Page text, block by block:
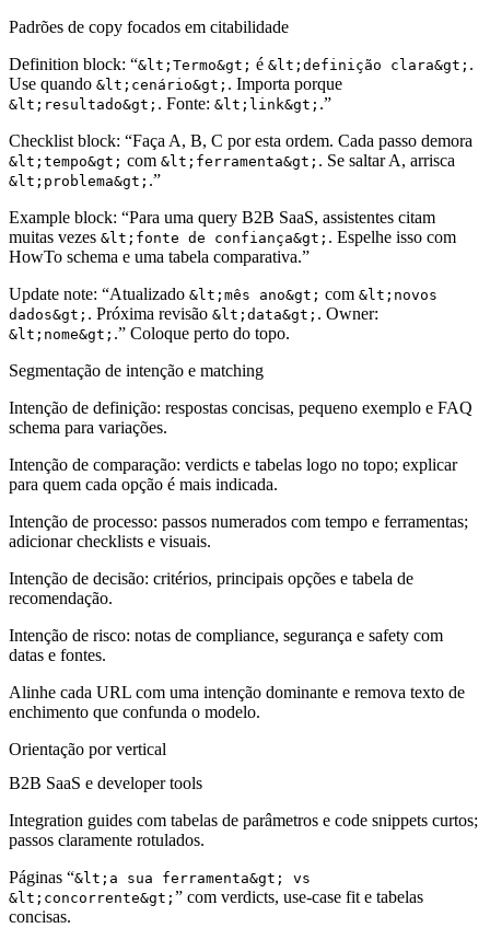
Padrões de copy focados em citabilidade
Definition block: “&lt;Termo&gt; é &lt;definição clara&gt; .
Use quando &lt;cenário&gt; . Importa porque
&lt;resultado&gt; . Fonte: &lt;link&gt; .”
Checklist block: “Faça A, B, C por esta ordem. Cada passo demora
&lt;tempo&gt; com &lt;ferramenta&gt; . Se saltar A, arrisca
&lt;problema&gt; .”
Example block: “Para uma query B2B SaaS, assistentes citam
muitas vezes &lt;fonte de confiança&gt; . Espelhe isso com
HowTo schema e uma tabela comparativa.”
Update note: “Atualizado &lt;mês ano&gt; com &lt;novos
dados&gt; . Próxima revisão &lt;data&gt; . Owner:
&lt;nome&gt; .” Coloque perto do topo.
Segmentação de intenção e matching
Intenção de definição: respostas concisas, pequeno exemplo e FAQ
schema para variações.
Intenção de comparação: verdicts e tabelas logo no topo; explicar
para quem cada opção é mais indicada.
Intenção de processo: passos numerados com tempo e ferramentas;
adicionar checklists e visuais.
Intenção de decisão: critérios, principais opções e tabela de
recomendação.
Intenção de risco: notas de compliance, segurança e safety com
datas e fontes.
Alinhe cada URL com uma intenção dominante e remova texto de
enchimento que confunda o modelo.
Orientação por vertical
B2B SaaS e developer tools
Integration guides com tabelas de parâmetros e code snippets curtos;
passos claramente rotulados.
Páginas “&lt;a sua ferramenta&gt; vs
&lt;concorrente&gt; ” com verdicts, use-case fit e tabelas
concisas.